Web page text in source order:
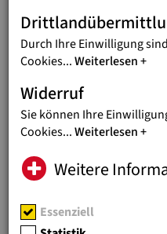
Leid
Durch Ihre Einwilligung
Cookies...Weiterlesen
Widerruf
Sie können Ihre
Cookies...Weiterlesen
Weitere
Essenziell